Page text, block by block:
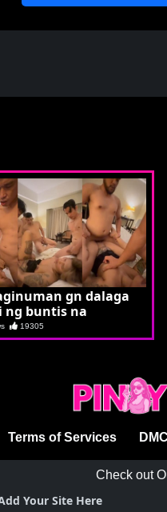
gn dalaga
ng buntis na
19305
Terms of Services
Check out
Your Site Here